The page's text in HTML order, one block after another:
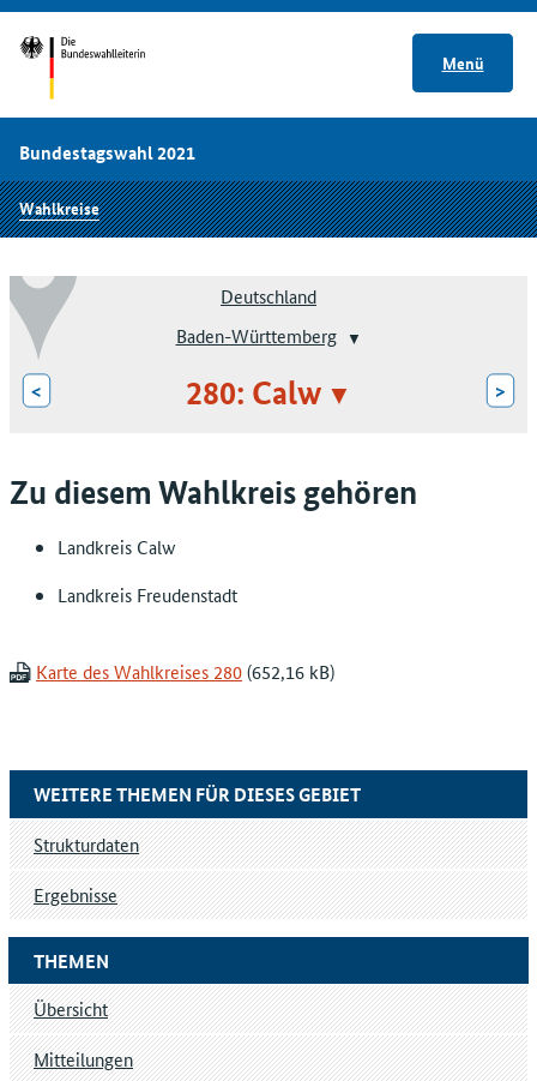
Menü
Bundestagswahl 2021
Wahlkreise
Deutschland
Baden-Württemberg
< 280: Calw >
Zu diesem Wahlkreis gehören
Landkreis Calw
Landkreis Freudenstadt
Karte des Wahlkreises 280
THEMEN
Übersicht
Mitteilungen
WEITERE THEMEN FÜR DIESES GEBIET
Strukturdaten
Ergebnisse